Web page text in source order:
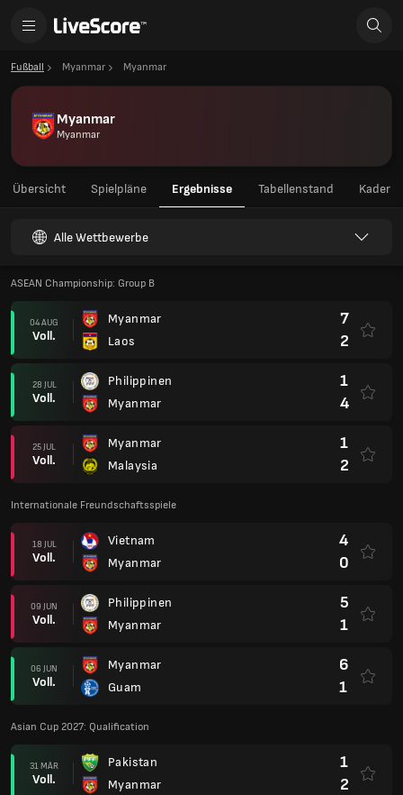
Fußball Myanmar Myanmar
Myanmar
Myanmar
Übersicht Spielpläne Ergebnisse Tabellenstand Kader
Alle Wettbewerbe
ASEAN Championship: Group B
04 AUG
Voll.
Myanmar
Laos
7
2
28 JUL
Voll.
Philippinen
Myanmar
1
4
25 JUL
Voll.
Myanmar
Malaysia
1
2
Internationale Freundschaftsspiele
18 JUL
Voll.
Vietnam
Myanmar
4
0
09 JUN
Voll.
Philippinen
Myanmar
5
1
06 JUN
Voll.
Myanmar
Guam
6
1
Asian Cup 2027: Qualification
31 MÄR
Voll.
Pakistan
Myanmar
1
2